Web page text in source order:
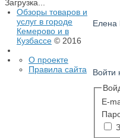
Загрузка...
Елена
Войти
E-
Обзоры товаров и
услуг в городе
Кемерово и в
Кузбассе © 2016
О проекте
Правила сайта